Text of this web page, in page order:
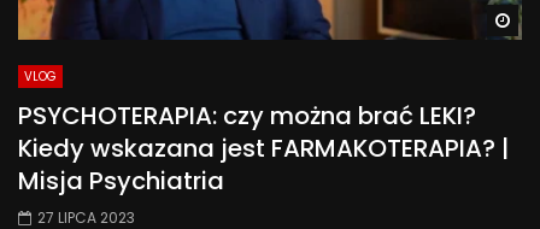
VLOG
PSYCHOTERAPIA: czy można brać LEKI?
Kiedy wskazana jest FARMAKOTERAPIA? |
Misja Psychiatria
27 LIPCA 2023